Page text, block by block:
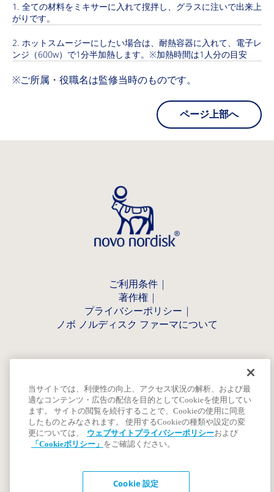
全ての材料をミキサーに入れて撹拌し、グラスに注いで出来上
がりです。
ホットスムージーにしたい場合は、耐熱容器に入れて、電子レ
ンジ（600w）で1分半加熱します。※加熱時間は1人分の目安
※ご所属・役職名は監修当時のものです。
ページ上部へ
ご利用条件
著作権
プライバシーポリシー
ノボ ノルディスク ファーマについて
当サイトでは、利便性の向上、アクセス状況の解析、および最
適なコンテンツ・広告の配信を目的としてCookieを使用してい
ます。 サイトの閲覧を続行することで、Cookieの使用に同意
したものとみなされます。 使用するCookieの種類や設定の変
更については、
ウェブサイトプライバシーポリシーおよび
「Cookieポリシー」 をご確認ください。
Cookie 設定